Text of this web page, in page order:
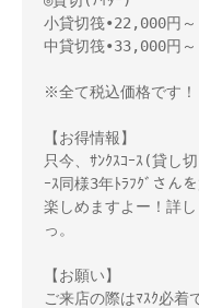
小貸切筏•22,000円
中貸切筏•33,000円～
※全て税込価格です！
【お得情報】
只今、ｻﾝｸｽｺｰｽ(貸し
ｰｽ同様3年ﾄﾗﾌｸﾞさん
楽しめますよー！詳
っ。
【お願い】
ご来店の際はﾏｽｸ必着